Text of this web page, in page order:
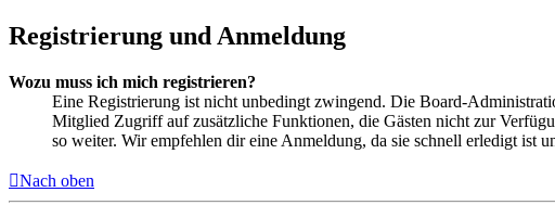
Registrierung und Anmeldung
Wozu muss ich mich registrieren?
Eine Registrierung ist nicht unbedingt zwingend. Die Board-
Mitglied Zugriff auf zusätzliche Funktionen, die Gästen nicht zur
so weiter. Wir empfehlen dir eine Anmeldung, da sie schnell erledigt ist
Nach oben